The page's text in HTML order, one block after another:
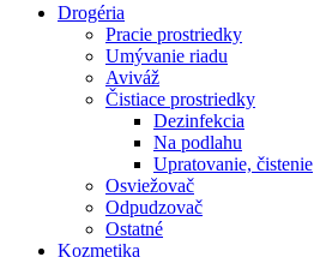
Drogéria
Pracie prostriedky
Umývanie riadu
Aviváž
Čistiace prostriedky
Dezinfekcia
Na podlahu
Upratovanie, čistenie
Osviežovač
Odpudzovač
Ostatné
Kozmetika